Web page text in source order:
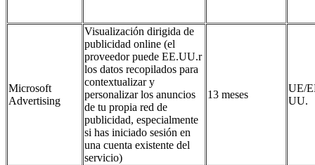
Microsoft
Advertising
Visualización dirigida de
publicidad online (el
proveedor puede EE.UU.r
los datos recopilados para
contextualizar y
personalizar los anuncios
de tu propia red de
publicidad, especialmente
si has iniciado sesión en
una cuenta existente del
servicio)
13 meses
UE/
UU.